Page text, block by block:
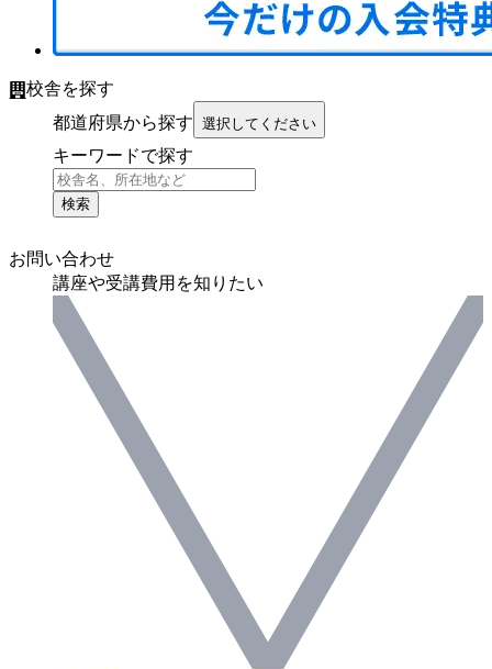
校舎を探す
都道府県から探す 選択してください
キーワードで探す
検索
お問い合わせ
講座や受講費用を知りたい